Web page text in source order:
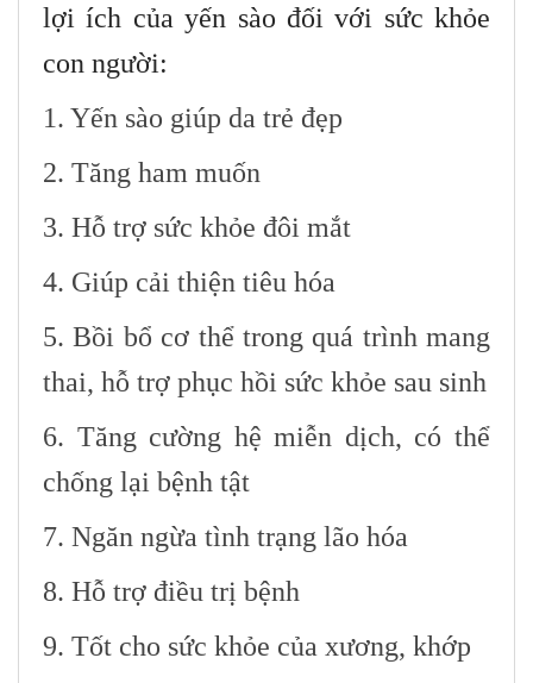
lợi ích của yến sào đối với sức khỏe
con người:
1. Yến sào giúp da trẻ đẹp
2. Tăng ham muốn
3. Hỗ trợ sức khỏe đôi mắt
4. Giúp cải thiện tiêu hóa
5. Bồi bổ cơ thể trong quá trình mang
thai, hỗ trợ phục hồi sức khỏe sau sinh
6. Tăng cường hệ miễn dịch, có thể
chống lại bệnh tật
7. Ngăn ngừa tình trạng lão hóa
8. Hỗ trợ điều trị bệnh
9. Tốt cho sức khỏe của xương, khớp